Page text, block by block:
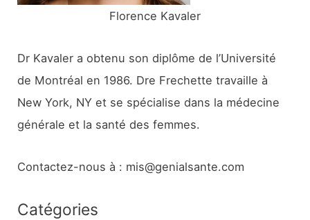
Florence Kavaler
Dr Kavaler a obtenu son diplôme de l’Université
de Montréal en 1986. Dre Frechette travaille à
New York, NY et se spécialise dans la médecine
générale et la santé des femmes.
Contactez-nous à : mis@genialsante.com
Catégories